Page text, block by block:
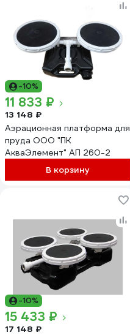
-10%
11 833 ₽
13 148 ₽
Аэрационная платформа для
пруда ООО "ПК
АкваЭлемент" АП 260-2
В корзину
-10%
15 433 ₽
17 148 ₽